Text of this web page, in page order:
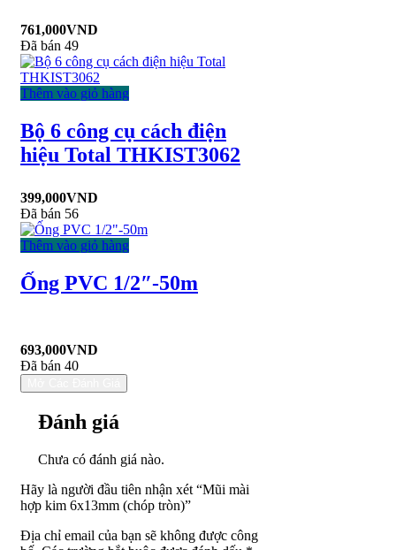
761,000VND
Đã bán 49
Thêm vào giỏ hàng
Bộ 6 công cụ cách điện
hiệu Total THKIST3062
399,000VND
Đã bán 56
Thêm vào giỏ hàng
Ống PVC 1/2″-50m
693,000VND
Đã bán 40
Đánh giá
Chưa có đánh giá nào.
Hãy là người đầu tiên nhận xét “Mũi mài
hợp kim 6x13mm (chóp tròn)”
Địa chỉ email của bạn sẽ không được công